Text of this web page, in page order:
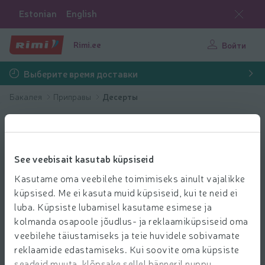
See veebisait kasutab küpsiseid
Kasutame oma veebilehe toimimiseks ainult vajalikke
küpsised. Me ei kasuta muid küpsiseid, kui te neid ei
luba. Küpsiste lubamisel kasutame esimese ja
kolmanda osapoole jõudlus- ja reklaamiküpsiseid oma
veebilehe täiustamiseks ja teie huvidele sobivamate
reklaamide edastamiseks. Kui soovite oma küpsiste
Estonian English
Rimi.ee Войти
Выберите время доставки
Бакалея Приправы Десерты